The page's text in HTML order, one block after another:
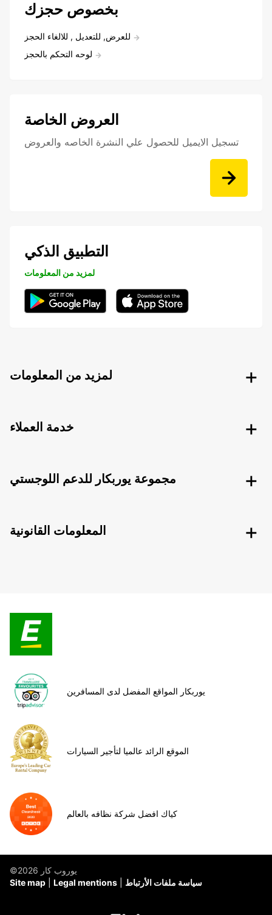
بخصوص حجزك
للعرض, للتعديل , للالغاء الحجز
لوحه التحكم بالحجز
العروض الخاصة
تسجيل الايميل للحصول علي النشرة الخاصه والعروض
التطبيق الذكي
لمزيد من المعلومات
لمزيد من المعلومات
خدمة العملاء
مجموعة يوربكار للدعم اللوجستي
المعلومات القانونية
يوربكار المواقع المفضل لدى المسافرين
الموقع الرائد عالميا لتأجير السيارات
كياك افضل شركة نظافه بالعالم
©يوروب كار 2026
Site map
Legal mentions سياسة ملفات الأرتباط